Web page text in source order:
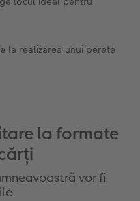
că aici poți
la realizarea unui perete
la formate
vor fi